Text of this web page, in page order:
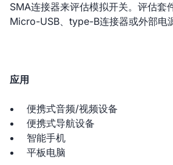
SMA连接器来评估模拟开关。评估套
Micro-USB、type-B连接器或外部电
应用
便携式音频/视频设备
便携式导航设备
智能手机
平板电脑